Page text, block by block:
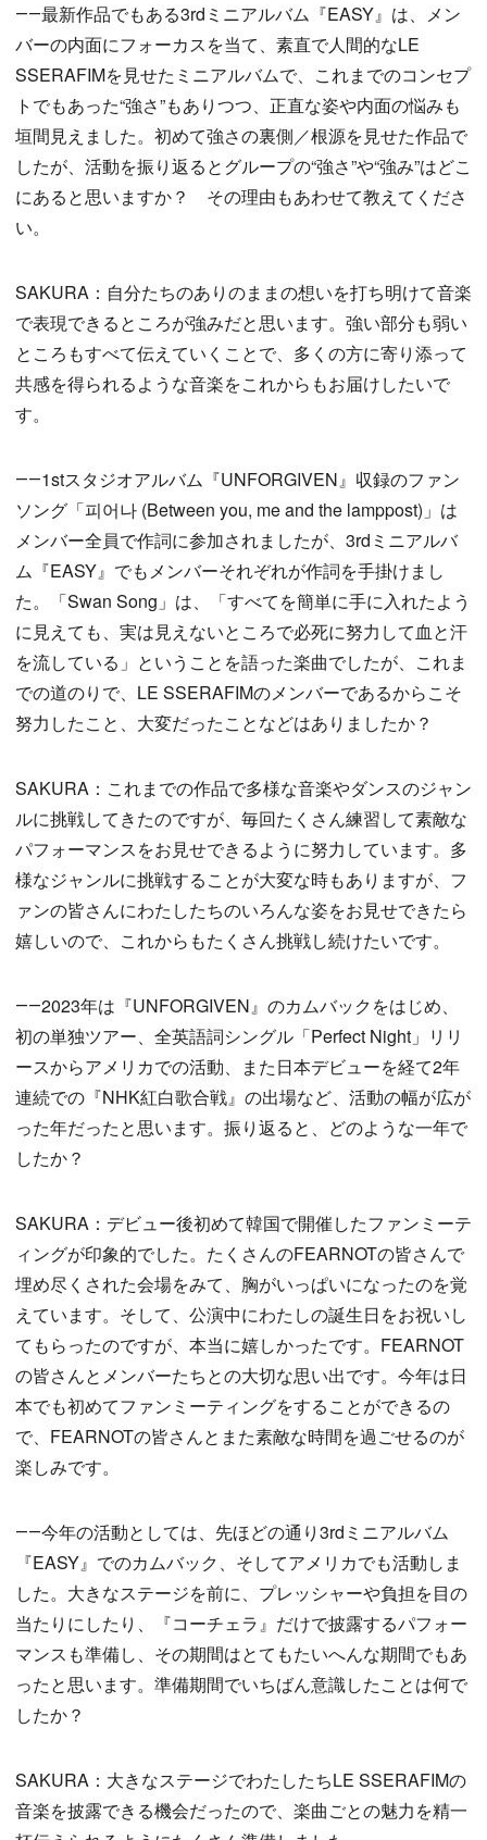
――最新作品でもある3rdミニアルバム『EASY』は、メン
バーの内面にフォーカスを当て、素直で人間的なLE
SSERAFIMを見せたミニアルバムで、これまでのコンセプ
トでもあった“強さ”もありつつ、正直な姿や内面の悩みも
垣間見えました。初めて強さの裏側／根源を見せた作品で
したが、活動を振り返るとグループの“強さ”や“強み”はどこ
にあると思いますか？ その理由もあわせて教えてくださ
い。
SAKURA：自分たちのありのままの想いを打ち明けて音楽
で表現できるところが強みだと思います。強い部分も弱い
ところもすべて伝えていくことで、多くの方に寄り添って
共感を得られるような音楽をこれからもお届けしたいで
す。
――1stスタジオアルバム『UNFORGIVEN』収録のファン
ソング「피어나 (Between you, me and the lamppost)」は
メンバー全員で作詞に参加されましたが、3rdミニアルバ
ム『EASY』でもメンバーそれぞれが作詞を手掛けまし
た。「Swan Song」は、「すべてを簡単に手に入れたよう
に見えても、実は見えないところで必死に努力して血と汗
を流している」ということを語った楽曲でしたが、これま
での道のりで、LE SSERAFIMのメンバーであるからこそ
努力したこと、大変だったことなどはありましたか？
SAKURA：これまでの作品で多様な音楽やダンスのジャン
ルに挑戦してきたのですが、毎回たくさん練習して素敵な
パフォーマンスをお見せできるように努力しています。多
様なジャンルに挑戦することが大変な時もありますが、フ
ァンの皆さんにわたしたちのいろんな姿をお見せできたら
嬉しいので、これからもたくさん挑戦し続けたいです。
――2023年は『UNFORGIVEN』のカムバックをはじめ、
初の単独ツアー、全英語詞シングル「Perfect Night」リリ
ースからアメリカでの活動、また日本デビューを経て2年
連続での『NHK紅白歌合戦』の出場など、活動の幅が広が
った年だったと思います。振り返ると、どのような一年で
したか？
SAKURA：デビュー後初めて韓国で開催したファンミーテ
ィングが印象的でした。たくさんのFEARNOTの皆さんで
埋め尽くされた会場をみて、胸がいっぱいになったのを覚
えています。そして、公演中にわたしの誕生日をお祝いし
てもらったのですが、本当に嬉しかったです。FEARNOT
の皆さんとメンバーたちとの大切な思い出です。今年は日
本でも初めてファンミーティングをすることができるの
で、FEARNOTの皆さんとまた素敵な時間を過ごせるのが
楽しみです。
――今年の活動としては、先ほどの通り3rdミニアルバム
『EASY』でのカムバック、そしてアメリカでも活動しま
した。大きなステージを前に、プレッシャーや負担を目の
当たりにしたり、『コーチェラ』だけで披露するパフォー
マンスも準備し、その期間はとてもたいへんな期間でもあ
ったと思います。準備期間でいちばん意識したことは何で
したか？
SAKURA：大きなステージでわたしたちLE SSERAFIMの
音楽を披露できる機会だったので、楽曲ごとの魅力を精一